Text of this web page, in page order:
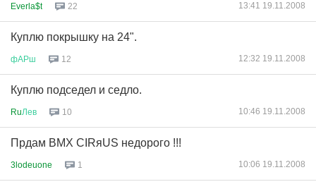
Everla$t 22 13:41 19.11.2008
Куплю покрышку на 24".
фАРш 12 12:32 19.11.2008
Куплю подседел и седло.
RuЛев 10 10:46 19.11.2008
Прдам BMX CIRяUS недорого !!!
3lodeuone 1 10:06 19.11.2008